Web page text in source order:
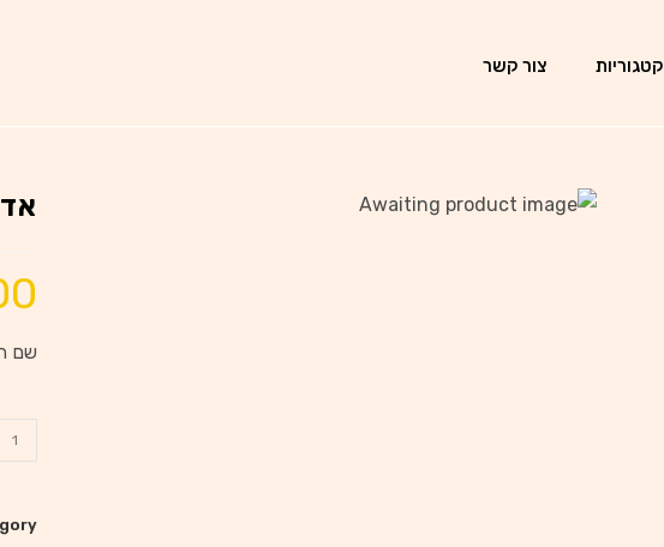
קטגוריות צור קשר
שם